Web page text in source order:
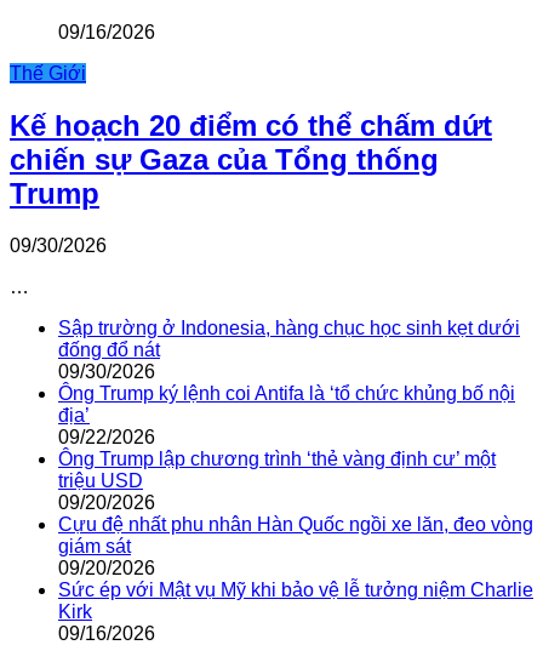
09/16/2026
Thế Giới
Kế hoạch 20 điểm có thể chấm dứt
chiến sự Gaza của Tổng thống
Trump
09/30/2026
…
Sập trường ở Indonesia, hàng chục học sinh kẹt dưới
đống đổ nát
09/30/2026
Ông Trump ký lệnh coi Antifa là ‘tổ chức khủng bố nội
địa’
09/22/2026
Ông Trump lập chương trình ‘thẻ vàng định cư’ một
triệu USD
09/20/2026
Cựu đệ nhất phu nhân Hàn Quốc ngồi xe lăn, đeo vòng
giám sát
09/20/2026
Sức ép với Mật vụ Mỹ khi bảo vệ lễ tưởng niệm Charlie
Kirk
09/16/2026